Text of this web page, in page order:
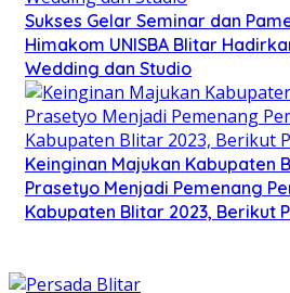
Sukses Gelar Seminar dan
Himakom UNISBA Blitar
Wedding dan Studio
Keinginan Majukan Kabupaten
Prasetyo Menjadi Pemenang
Kabupaten Blitar 2023, Berikut